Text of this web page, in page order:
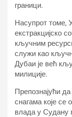
граници.
Насупрот томе,
екстракцијско
кључним
служи као
Дубаи је већ
милиције.
Препознајући
снагама које се
влада у Судану